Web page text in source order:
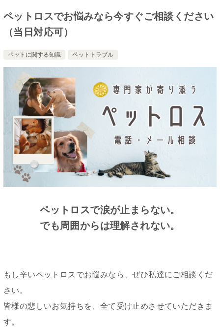
ペットロスでお悩みなら今すぐご相談ください
（当日対応可）
ペットに関する知識 ペットトラブル
ペットロスで涙が止まらない。
でも周囲からは理解されない。
もし辛いペットロスでお悩みなら、ぜひ私達にご相談くだ
さい。
皆様の悲しいお気持ちを、全て受け止めさせていただきま
す。